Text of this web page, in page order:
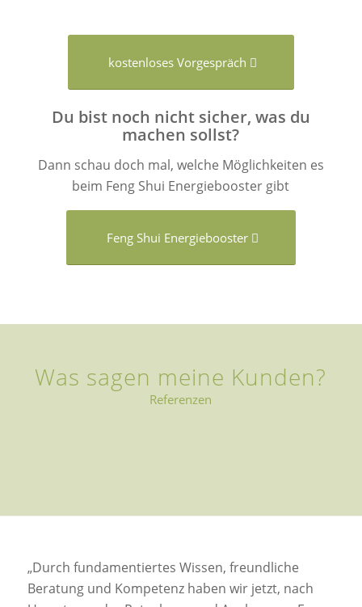
kostenloses Vorgespräch
Du bist noch nicht sicher, was du
machen sollst?
Dann schau doch mal, welche Möglichkeiten es
beim Feng Shui Energiebooster gibt
Feng Shui Energiebooster
Was sagen meine Kunden?
Referenzen
„Durch fundamentiertes Wissen, freundliche
Beratung und Kompetenz haben wir jetzt, nach